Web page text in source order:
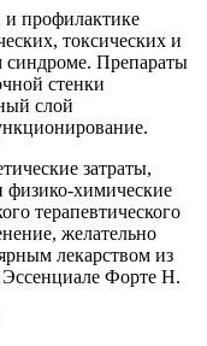
профилактике
токсических и
синдроме. Препараты
стенки
слой
затраты,
физико-химические
терапевтического
желательно
лекарством из
Эссенциале Форте Н.